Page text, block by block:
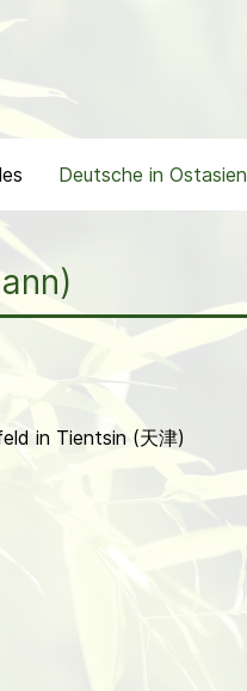
Deutsche in Ostasien
in Tientsin (天津)